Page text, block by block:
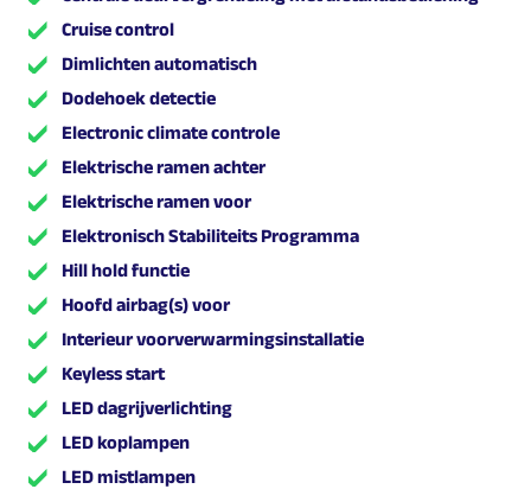
Cruise control
Dimlichten automatisch
Dodehoek detectie
Electronic climate controle
Elektrische ramen achter
Elektrische ramen voor
Elektronisch Stabiliteits Programma
Hill hold functie
Hoofd airbag(s) voor
Interieur voorverwarmingsinstallatie
Keyless start
LED dagrijverlichting
LED koplampen
LED mistlampen